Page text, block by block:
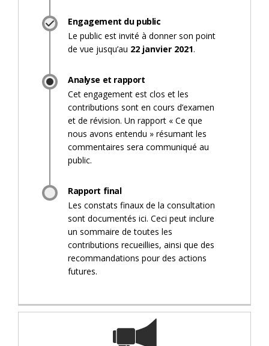
Engagement du public
Le public est invité à donner son point
de vue jusqu’au 22 janvier 2021.
Analyse et rapport
Cet engagement est clos et les
contributions sont en cours d’examen
et de révision. Un rapport « Ce que
nous avons entendu » résumant les
commentaires sera communiqué au
public.
Rapport final
Les constats finaux de la consultation
sont documentés ici. Ceci peut inclure
un sommaire de toutes les
contributions recueillies, ainsi que des
recommandations pour des actions
futures.